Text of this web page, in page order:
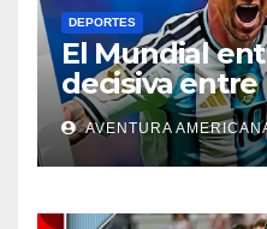
DEPORTES
El Mundial
decisiva entre
emociones
AVENTURA